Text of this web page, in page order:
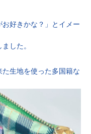
お好きかな？」とイメー
した。
生地を使った多国籍な